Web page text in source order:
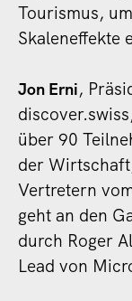
Tourismus,
Skaleneffekte
Jon Erni,
über 90
der
Vertretern
geht an den
durch Roger
Lead von